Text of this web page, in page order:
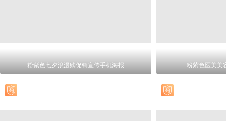
粉紫色七夕浪漫购促销宣传手机海报 粉紫色医美美